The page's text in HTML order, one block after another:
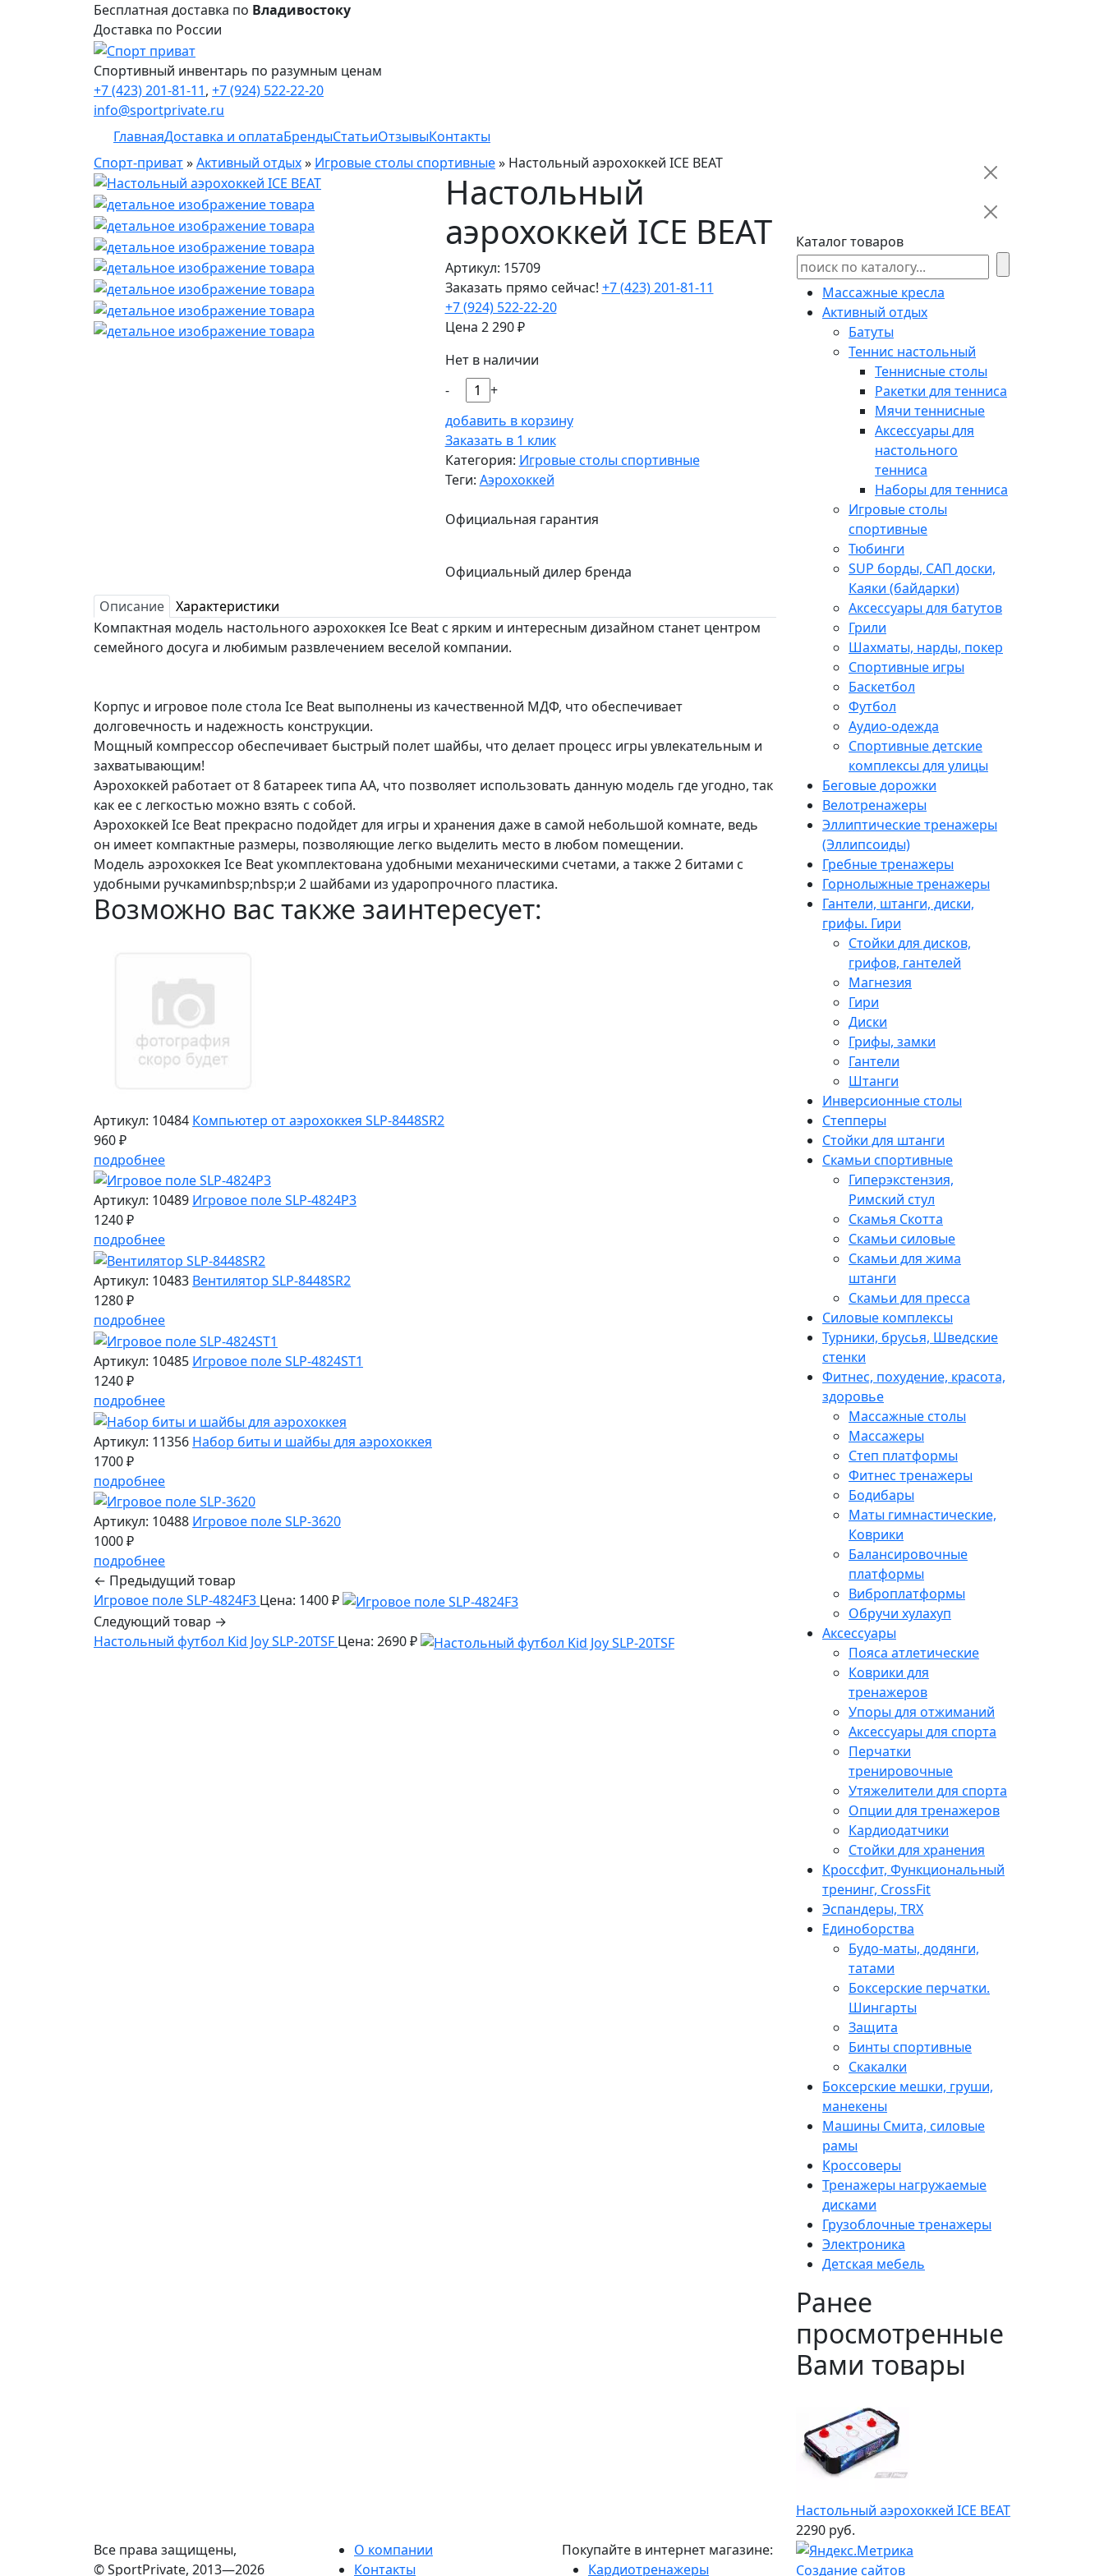
Бесплатная доставка по Владивостоку
Доставка по России
Спортивный инвентарь по разумным ценам
+7 (423) 201-81-11, +7 (924) 522-22-20
info@sportprivate.ru
ГлавнаяДоставка и оплатаБрендыСтатьиОтзывыКонтакты
Спорт-приват»Активный отдых» Игровые столы спортивные» Настольный аэрохоккей ICE BEAT
Настольный
аэрохоккей ICE BEAT
Артикул: 15709
Заказать прямо сейчас! +7 (423) 201-81-11
+7 (924) 522-22-20
Цена 2 290₽
Нет в наличии
-
+
добавить в корзину
Заказать в 1 клик
Категория: Игровые столы спортивные
Теги: Аэрохоккей
Официальная гарантия
Официальный дилер бренда
Описание
Характеристики
Компактная модель настольного аэрохоккея Ice Beat с ярким и интересным дизайном станет центром
семейного досуга и любимым развлечением веселой компании.
Корпус и игровое поле стола Ice Beat выполнены из качественной МДФ, что обеспечивает
долговечность и надежность конструкции.
Мощный компрессор обеспечивает быстрый полет шайбы, что делает процесс игры увлекательным и
захватывающим!
Аэрохоккей работает от 8 батареек типа АА, что позволяет использовать данную модель где угодно, так
как ее с легкостью можно взять с собой.
Аэрохоккей Ice Beat прекрасно подойдет для игры и хранения даже в самой небольшой комнате, ведь
он имеет компактные размеры, позволяющие легко выделить место в любом помещении.
Модель аэрохоккея Ice Beat укомплектована удобными механическими счетами, а также 2 битами с
удобными ручкамиnbsp;nbsp;и 2 шайбами из ударопрочного пластика.
Возможно вас также заинтересует:
Артикул: 10484 Компьютер от аэрохоккея SLP-8448SR2
960 ₽
подробнее
Артикул: 10489 Игровое поле SLP-4824P3
1240 ₽
подробнее
Артикул: 10483 Вентилятор SLP-8448SR2
1280 ₽
подробнее
Артикул: 10485 Игровое поле SLP-4824ST1
1240 ₽
подробнее
Артикул: 11356 Набор биты и шайбы для аэрохоккея
1700 ₽
подробнее
Артикул: 10488 Игровое поле SLP-3620
1000 ₽
подробнее
← Предыдущий товар
Игровое поле SLP-4824F3 Цена: 1400 ₽
Следующий товар →
Настольный футбол Kid Joy SLP-20TSF Цена: 2690 ₽
Каталог товаров
Массажные кресла
Активный отдых
Батуты
Теннис настольный
Теннисные столы
Ракетки для тенниса
Мячи теннисные
Аксессуары для
настольного
тенниса
Наборы для тенниса
Игровые столы
спортивные
Тюбинги
SUP борды, САП доски,
Каяки (байдарки)
Аксессуары для батутов
Грили
Шахматы, нарды, покер
Спортивные игры
Баскетбол
Футбол
Аудио-одежда
Спортивные детские
комплексы для улицы
Беговые дорожки
Велотренажеры
Эллиптические тренажеры
(Эллипсоиды)
Гребные тренажеры
Горнолыжные тренажеры
Гантели, штанги, диски,
грифы. Гири
Стойки для дисков,
грифов, гантелей
Магнезия
Гири
Диски
Грифы, замки
Гантели
Штанги
Инверсионные столы
Степперы
Стойки для штанги
Скамьи спортивные
Гиперэкстензия,
Римский стул
Скамья Скотта
Скамьи силовые
Скамьи для жима
штанги
Скамьи для пресса
Силовые комплексы
Турники, брусья, Шведские
стенки
Фитнес, похудение, красота,
здоровье
Массажные столы
Массажеры
Степ платформы
Фитнес тренажеры
Бодибары
Маты гимнастические,
Коврики
Балансировочные
платформы
Виброплатформы
Обручи хулахуп
Аксессуары
Пояса атлетические
Коврики для
тренажеров
Упоры для отжиманий
Аксессуары для спорта
Перчатки
тренировочные
Утяжелители для спорта
Опции для тренажеров
Кардиодатчики
Стойки для хранения
Кроссфит, Функциональный
тренинг, CrossFit
Эспандеры, TRX
Единоборства
Будо-маты, додянги,
татами
Боксерские перчатки.
Шингарты
Защита
Бинты спортивные
Скакалки
Боксерские мешки, груши,
манекены
Машины Смита, силовые
рамы
Кроссоверы
Тренажеры нагружаемые
дисками
Грузоблочные тренажеры
Электроника
Детская мебель
Ранее
просмотренные
Вами товары
Настольный аэрохоккей ICE BEAT
2290 руб.
Все права защищены,
© SportPrivate, 2013—2026
О компании
Контакты
Покупайте в интернет магазине:
Кардиотренажеры
Создание сайтов